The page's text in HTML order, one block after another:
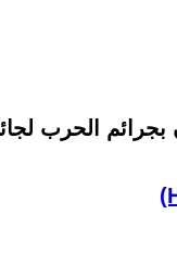
الحرب